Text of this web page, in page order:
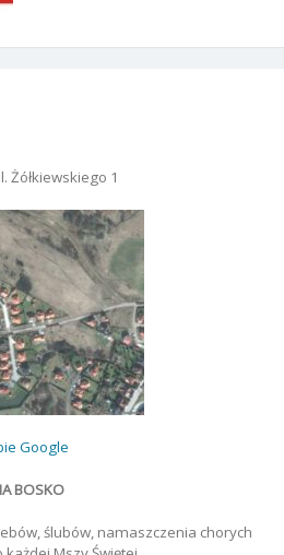
Żółkiewskiego 1
Google
BOSKO
ślubów, namaszczenia chorych